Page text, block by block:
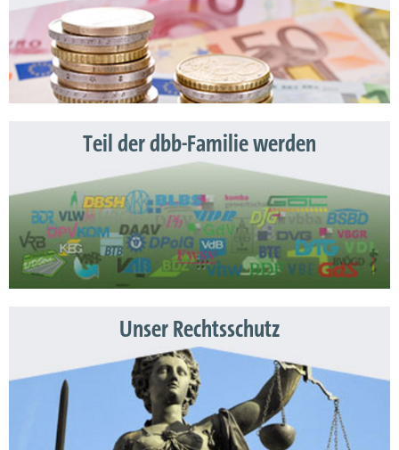
Teil der dbb-Familie werden
Unser Rechtsschutz